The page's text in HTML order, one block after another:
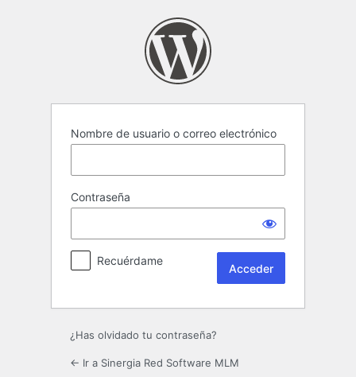
Nombre de usuario o correo electrónico
Contraseña
Recuérdame
¿Has olvidado tu contraseña?
← Ir a Sinergia Red Software MLM